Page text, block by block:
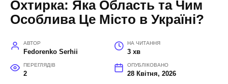
Охтирка: Яка Область та Чим
Особлива Це Місто в Україні?
АВТОР
Fedorenko Serhii
НА ЧИТАННЯ
3 хв
ПЕРЕГЛЯДІВ
2
ОПУБЛІКОВАНО
28 Квітня, 2026